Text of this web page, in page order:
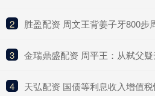
2 胜盈配资 周文王背姜子牙800步周朝800年，为何不
3 金瑞鼎盛配资 周平王：从弑父疑云到东迁壮举
4 天弘配资 国债等利息收入增值税恢复征收，